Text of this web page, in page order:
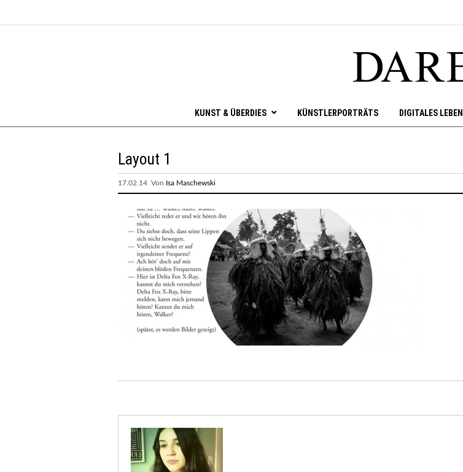
KUNST & ÜBERDIES KÜNSTLERPORTRÄTS DIGITALES LEBEN
Layout 1
17.02.14 Von Isa Maschewski